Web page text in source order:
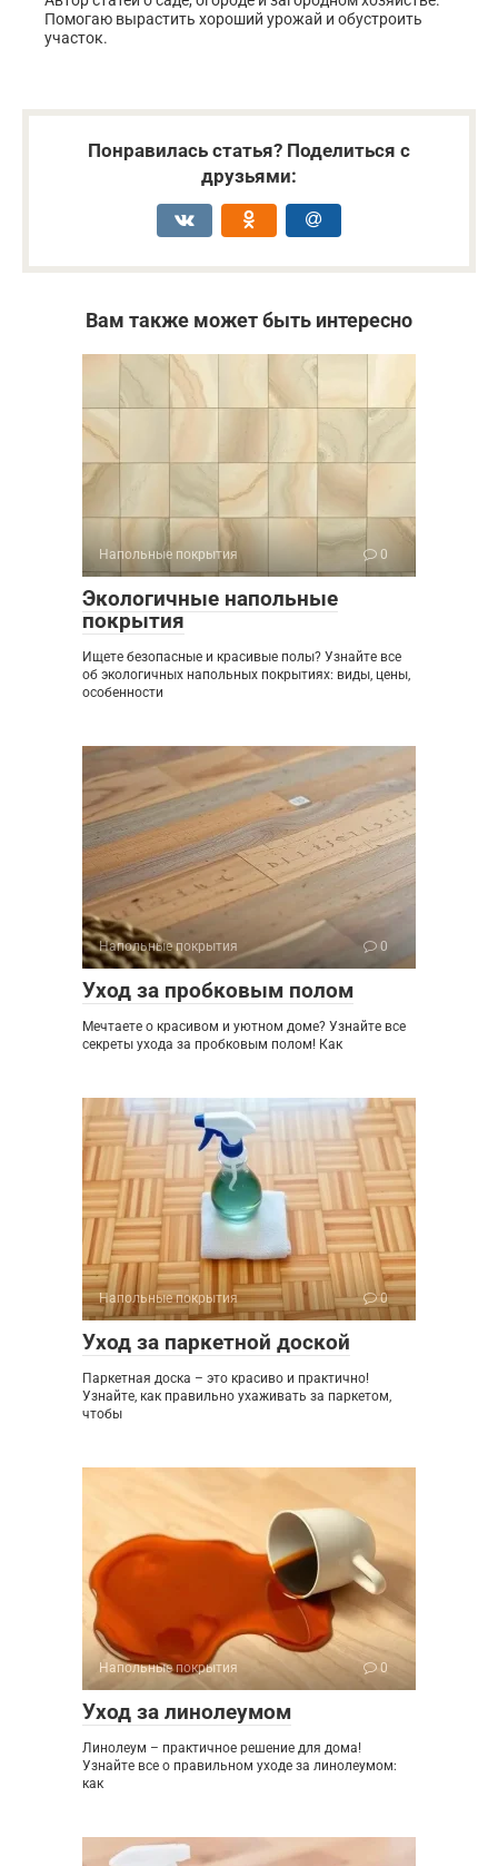
Помогаю вырастить хороший урожай и обустроить
участок.
Понравилась статья? Поделиться с
друзьями:
Вам также может быть интересно
Напольные покрытия 0
Экологичные напольные
покрытия
Ищете безопасные и красивые полы? Узнайте все
об экологичных напольных покрытиях: виды, цены,
особенности
Напольные покрытия 0
Уход за пробковым полом
Мечтаете о красивом и уютном доме? Узнайте все
секреты ухода за пробковым полом! Как
Напольные покрытия 0
Уход за паркетной доской
Паркетная доска – это красиво и практично!
Узнайте, как правильно ухаживать за паркетом,
чтобы
Напольные покрытия 0
Уход за линолеумом
Линолеум – практичное решение для дома!
Узнайте все о правильном уходе за линолеумом:
как